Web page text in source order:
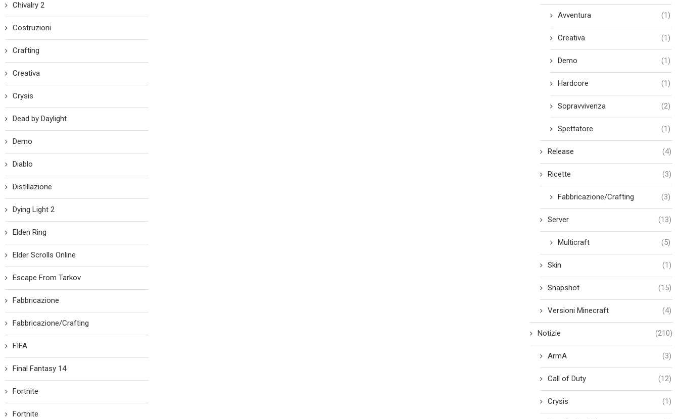
Avventura (1)
Creativa (1)
Demo (1)
Hardcore (1)
Sopravvivenza (2)
Spettatore (1)
Release (4)
Ricette (3)
Fabbricazione/Crafting (3)
Server (13)
Multicraft (5)
Skin (1)
Snapshot (15)
Versioni Minecraft (4)
Notizie (210)
ArmA (3)
Call of Duty (12)
Crysis (1)
Chivalry 2
Costruzioni
Crafting
Creativa
Crysis
Dead by Daylight
Demo
Diablo
Distillazione
Dying Light 2
Elden Ring
Elder Scrolls Online
Escape From Tarkov
Fabbricazione
Fabbricazione/Crafting
FIFA
Final Fantasy 14
Fortnite
Fortnite